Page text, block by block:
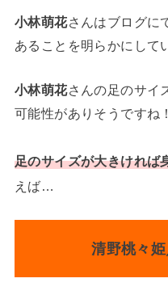
小林萌花さんはブログに
あることを明らかにして
小林萌花さんの足のサイ
可能性がありそうですね
足のサイズが大きければ
えば…
清野桃々